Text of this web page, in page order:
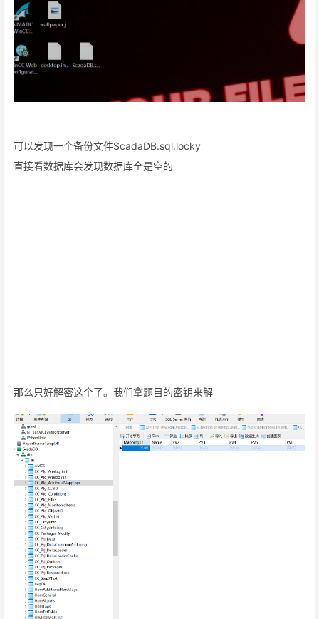
可以发现一个备份文件ScadaDB.sql.locky
直接看数据库会发现数据库全是空的
那么只好解密这个了。我们拿题目的密钥来解